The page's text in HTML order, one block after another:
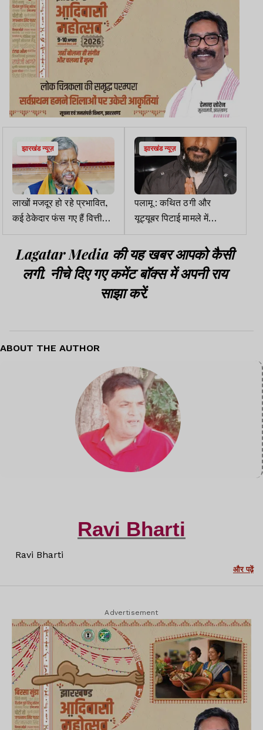
झारखंड न्यूज़
लाखों मजदूर हो रहे प्रभावित,
कई ठेकेदार फंस गए हैं वित्तीय
संकट में : बाबूलाल
झारखंड न्यूज़
पलामू : कथित ठगी और
यूट्यूबर पिटाई मामले में
सुपरमार्केट संचालक हिरासत
में,वीडियो जारी कर मांगी माफी
Lagatar Media की यह खबर आपको कैसी
लगी. नीचे दिए गए कमेंट बॉक्स में अपनी राय
साझा करें.
ABOUT THE AUTHOR
Ravi Bharti
Ravi Bharti
और पढ़ें
Advertisement